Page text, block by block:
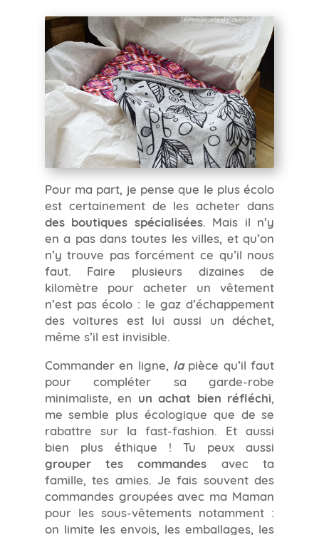
Pour ma part, je pense que le plus écolo
est certainement de les acheter dans
des boutiques spécialisées. Mais il n’y
en a pas dans toutes les villes, et qu’on
n’y trouve pas forcément ce qu’il nous
faut. Faire plusieurs dizaines de
kilomètre pour acheter un vêtement
n’est pas écolo : le gaz d’échappement
des voitures est lui aussi un déchet,
même s’il est invisible.
Commander en ligne, lapièce qu’il faut
pour compléter sa garde-robe
minimaliste, en un achat bien réfléchi
me semble plus écologique que de se
rabattre sur la fast-fashion. Et aussi
bien plus éthique ! Tu peux aussi
grouper tes commandes avec ta
famille, tes amies. Je fais souvent des
commandes groupées avec ma Maman
pour les sous-vêtements notamment :
on limite les envois, les emballages, les